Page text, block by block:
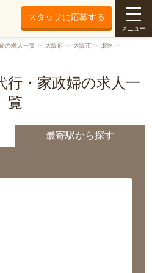
スタッフに応募する
メニュー
の求人一覧 大阪府 大阪市
北区
行・家政婦の求人一
覧
最寄駅から探す